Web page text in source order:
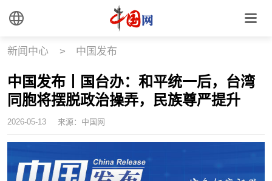
新闻中心 > 中国发布
中国发布丨国台办：和平统一后，台湾
同胞将摆脱政治操弄，民族尊严提升
2026-05-13 来源：中国网